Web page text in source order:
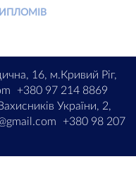
16, м.Кривий Ріг,
+380 97 214 8869
України, 2,
+380 98 207